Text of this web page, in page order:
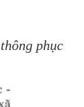
phục